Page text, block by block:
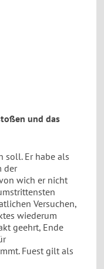
und das
soll. Er habe als
der
wich er nicht
Versuchen,
wiederum
geehrt, Ende
Fuest gilt als